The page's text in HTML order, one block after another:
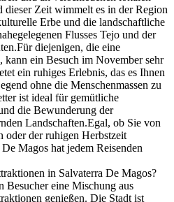
dieser Zeit wimmelt es in der Region
Erbe und die landschaftliche
Flusses Tejo und der
diejenigen, die eine
kann ein Besuch im November sehr
ein ruhiges Erlebnis, das es Ihnen
ohne die Menschenmassen zu
ist ideal für gemütliche
die Bewunderung der
Landschaften.Egal, ob Sie von
oder der ruhigen Herbstzeit
Magos hat jedem Reisenden
in Salvaterra De Magos?
Besucher eine Mischung aus
genießen. Die Stadt ist